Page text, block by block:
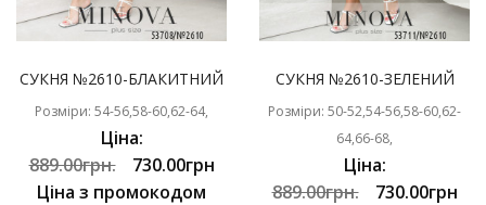
СУКНЯ №2610-БЛАКИТНИЙ
Розміри: 54-56,58-60,62-64,
Ціна:
889.00грн.
730.00грн
Ціна з промокодом
СУКНЯ №2610-ЗЕЛЕНИЙ
Розміри: 50-52,54-56,58-60,62-
64,66-68,
Ціна:
889.00грн.
730.00грн